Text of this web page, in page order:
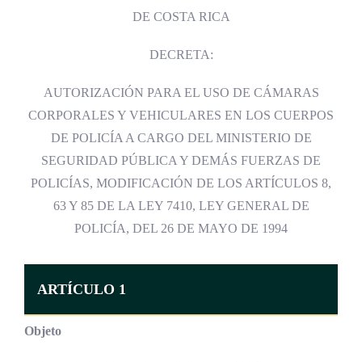
DE COSTA RICA
DECRETA:
AUTORIZACIÓN PARA EL USO DE CÁMARAS
CORPORALES Y VEHICULARES EN LOS CUERPOS
DE POLICÍA A CARGO DEL MINISTERIO DE
SEGURIDAD PÚBLICA Y DEMÁS FUERZAS DE
POLICÍAS, MODIFICACIÓN DE LOS ARTÍCULOS 8,
63 Y 85 DE LA LEY 7410, LEY GENERAL DE
POLICÍA, DEL 26 DE MAYO DE 1994
ARTÍCULO 1
Objeto